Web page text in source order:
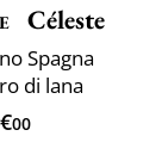
Céleste
Spagna
di lana
00